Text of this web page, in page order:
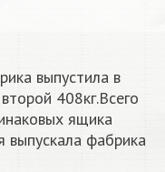
выпустила в
408кг.Всего
ящика
выпускала фабрика